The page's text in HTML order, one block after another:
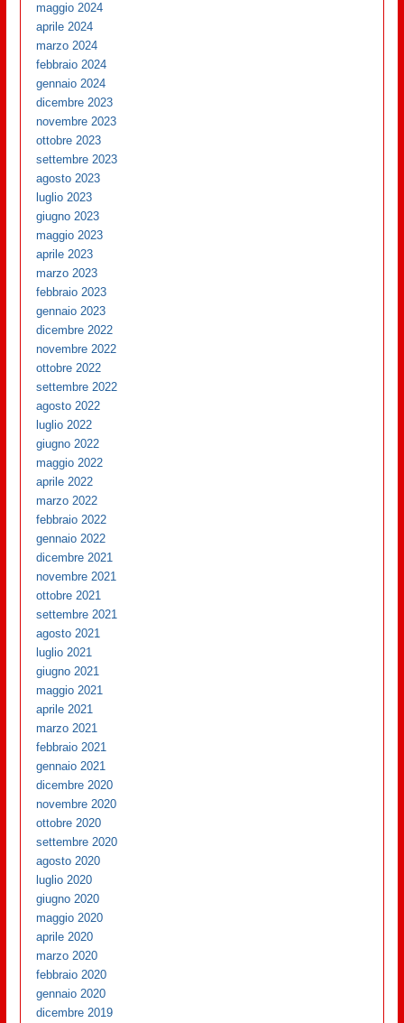
maggio 2024
aprile 2024
marzo 2024
febbraio 2024
gennaio 2024
dicembre 2023
novembre 2023
ottobre 2023
settembre 2023
agosto 2023
luglio 2023
giugno 2023
maggio 2023
aprile 2023
marzo 2023
febbraio 2023
gennaio 2023
dicembre 2022
novembre 2022
ottobre 2022
settembre 2022
agosto 2022
luglio 2022
giugno 2022
maggio 2022
aprile 2022
marzo 2022
febbraio 2022
gennaio 2022
dicembre 2021
novembre 2021
ottobre 2021
settembre 2021
agosto 2021
luglio 2021
giugno 2021
maggio 2021
aprile 2021
marzo 2021
febbraio 2021
gennaio 2021
dicembre 2020
novembre 2020
ottobre 2020
settembre 2020
agosto 2020
luglio 2020
giugno 2020
maggio 2020
aprile 2020
marzo 2020
febbraio 2020
gennaio 2020
dicembre 2019